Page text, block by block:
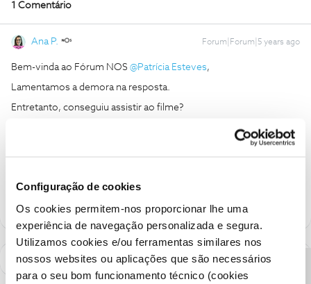
Configuração de cookies
Os cookies permitem-nos proporcionar lhe uma
experiência de navegação personalizada e segura.
Utilizamos cookies e/ou ferramentas similares nos
nossos websites ou aplicações que são necessários
para o seu bom funcionamento técnico (cookies
1 Comentário
Ana P. Forum|Forum|5 years ago
Bem-vinda ao Fórum NOS @Patrícia Esteves,
Lamentamos a demora na resposta.
Entretanto, conseguiu assistir ao filme?
como "Melhor Resposta" e faça "Like" nos melhores comentários.